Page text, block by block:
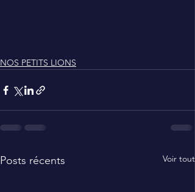
NOS PETITS LIONS
Posts récents Voir tout